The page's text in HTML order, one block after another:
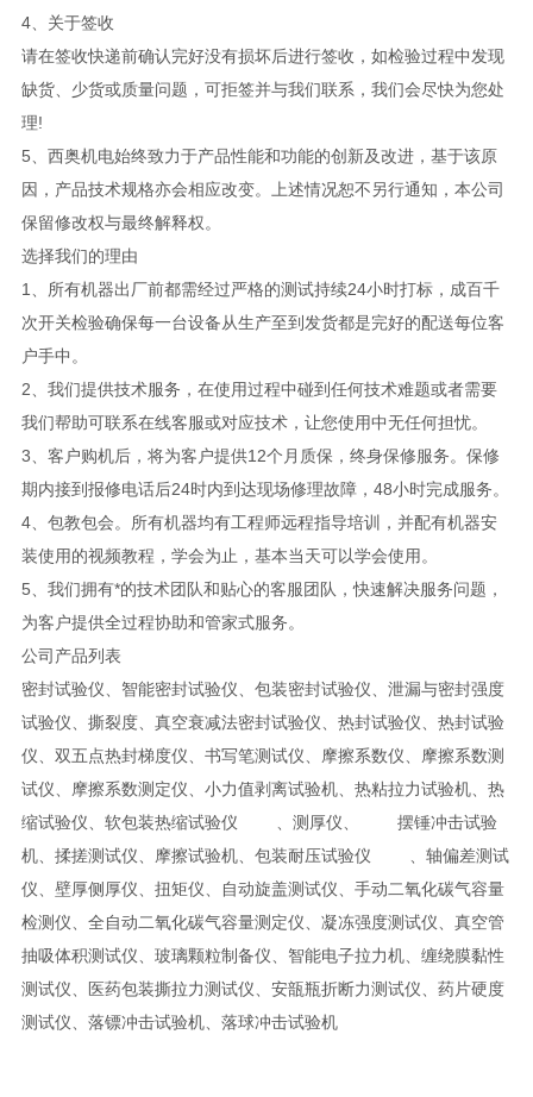
4、关于签收
请在签收快递前确认完好没有损坏后进行签收，如检验过程中发现
缺货、少货或质量问题，可拒签并与我们联系，我们会尽快为您处
理!
5、西奥机电始终致力于产品性能和功能的创新及改进，基于该原
因，产品技术规格亦会相应改变。上述情况恕不另行通知，本公司
保留修改权与最终解释权。
选择我们的理由
1、所有机器出厂前都需经过严格的测试持续24小时打标，成百千
次开关检验确保每一台设备从生产至到发货都是完好的配送每位客
户手中。
2、我们提供技术服务，在使用过程中碰到任何技术难题或者需要
我们帮助可联系在线客服或对应技术，让您使用中无任何担忧。
3、客户购机后，将为客户提供12个月质保，终身保修服务。保修
期内接到报修电话后24时内到达现场修理故障，48小时完成服务。
4、包教包会。所有机器均有工程师远程指导培训，并配有机器安
装使用的视频教程，学会为止，基本当天可以学会使用。
5、我们拥有*的技术团队和贴心的客服团队，快速解决服务问题，
为客户提供全过程协助和管家式服务。
公司产品列表
密封试验仪、智能密封试验仪、包装密封试验仪、泄漏与密封强度
试验仪、撕裂度、真空衰减法密封试验仪、热封试验仪、热封试验
仪、双五点热封梯度仪、书写笔测试仪、摩擦系数仪、摩擦系数测
试仪、摩擦系数测定仪、小力值剥离试验机、热粘拉力试验机、热
缩试验仪、软包装热缩试验仪 、测厚仪、 摆锤冲击试验
机、揉搓测试仪、摩擦试验机、包装耐压试验仪 、轴偏差测试
仪、壁厚侧厚仪、扭矩仪、自动旋盖测试仪、手动二氧化碳气容量
检测仪、全自动二氧化碳气容量测定仪、凝冻强度测试仪、真空管
抽吸体积测试仪、玻璃颗粒制备仪、智能电子拉力机、缠绕膜黏性
测试仪、医药包装撕拉力测试仪、安瓿瓶折断力测试仪、药片硬度
测试仪、落镖冲击试验机、落球冲击试验机